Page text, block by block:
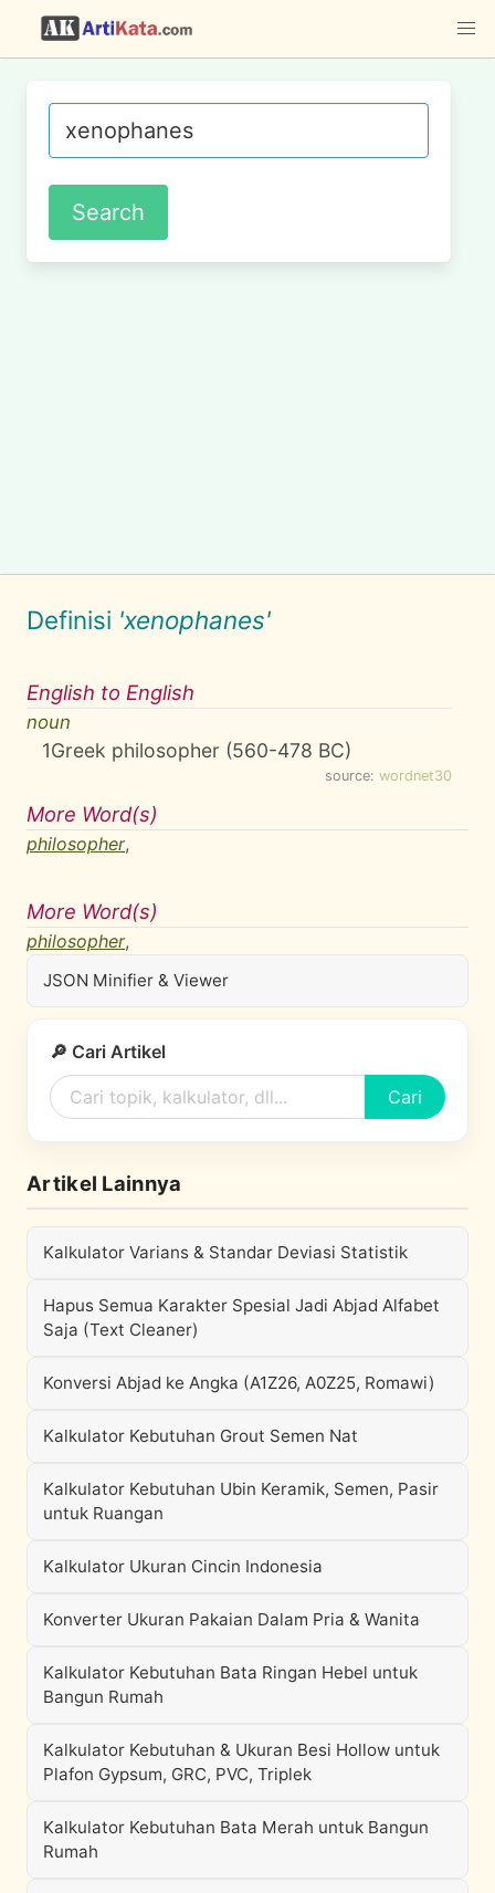
Definisi 'xenophanes'
English to English
noun
1Greek philosopher (560-478 BC)
source: wordnet30
More Word(s)
philosopher,
More Word(s)
philosopher,
JSON Minifier & Viewer
🔎 Cari Artikel
Cari
Artikel Lainnya
Kalkulator Varians & Standar Deviasi Statistik
Hapus Semua Karakter Spesial Jadi Abjad Alfabet
Saja (Text Cleaner)
Konversi Abjad ke Angka (A1Z26, A0Z25, Romawi)
Kalkulator Kebutuhan Grout Semen Nat
Kalkulator Kebutuhan Ubin Keramik, Semen, Pasir
untuk Ruangan
Kalkulator Ukuran Cincin Indonesia
Konverter Ukuran Pakaian Dalam Pria & Wanita
Kalkulator Kebutuhan Bata Ringan Hebel untuk
Bangun Rumah
Kalkulator Kebutuhan & Ukuran Besi Hollow untuk
Plafon Gypsum, GRC, PVC, Triplek
Kalkulator Kebutuhan Bata Merah untuk Bangun
Rumah